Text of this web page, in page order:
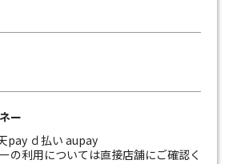
ー
pay ｄ払い aupay
の利用については直接店舗にご確認く